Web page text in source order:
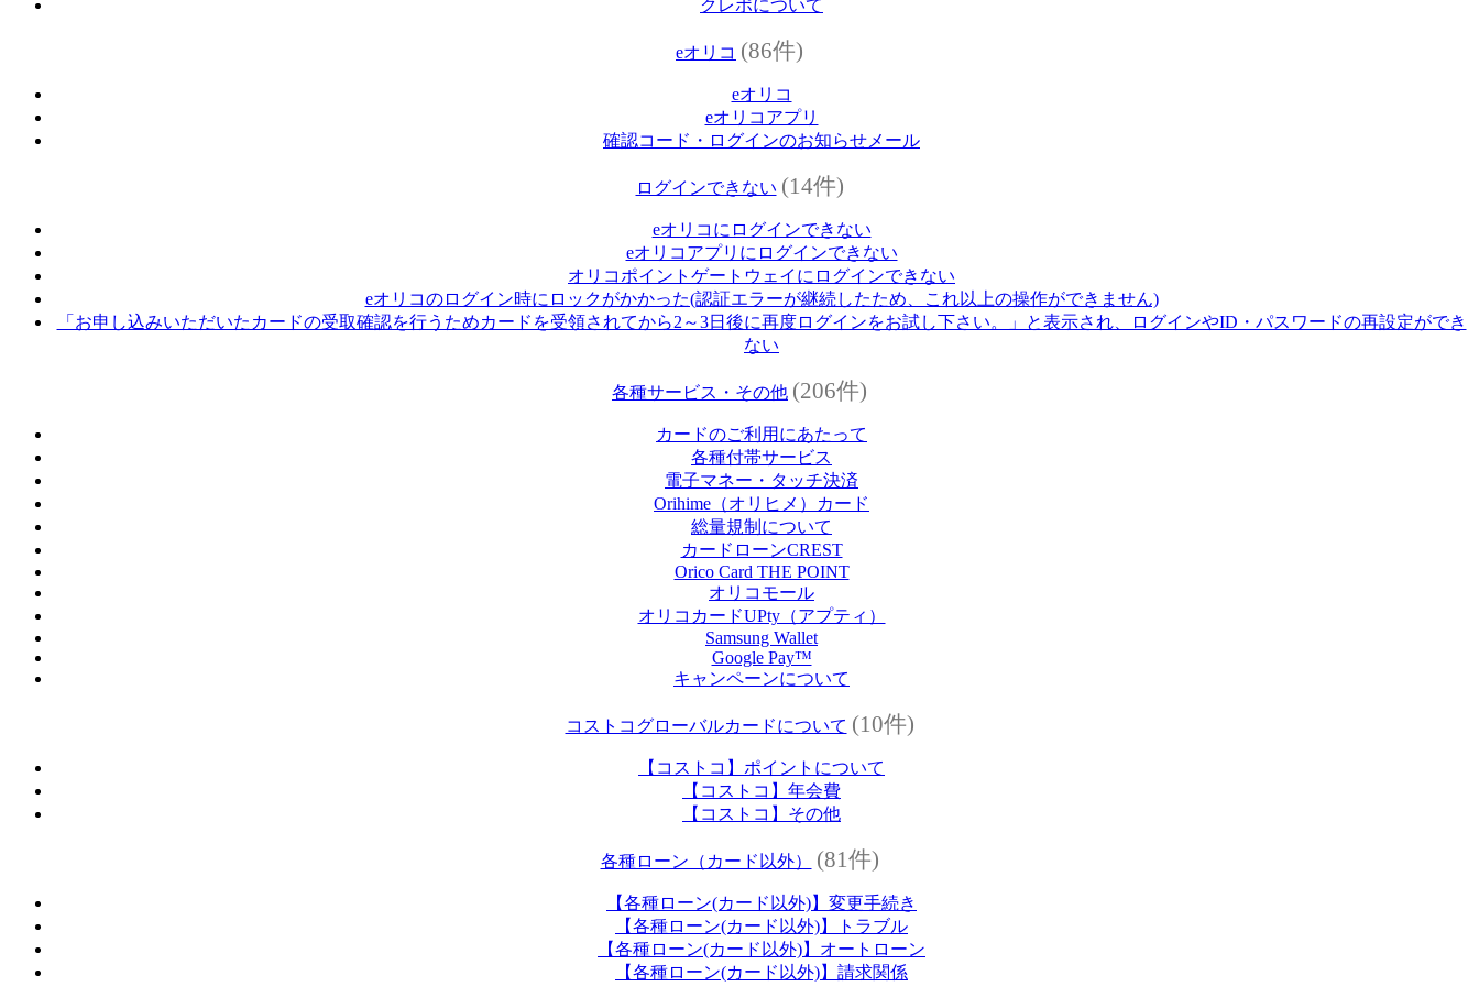
クレポについて
eオリコ (86件)
eオリコ
eオリコアプリ
確認コード・ログインのお知らせメール
ログインできない (14件)
eオリコにログインできない
eオリコアプリにログインできない
オリコポイントゲートウェイにログインできない
eオリコのログイン時にロックがかかった(認証エラーが継続したため、これ以上の操作ができません)
「お申し込みいただいたカードの受取確認を行うためカードを受領されてから2～3日後に再度ログインをお試し下さい。」と表示され、ログインやID・パスワードの再設定ができ
ない
各種サービス・その他 (206件)
カードのご利用にあたって
各種付帯サービス
電子マネー・タッチ決済
Orihime（オリヒメ）カード
総量規制について
カードローンCREST
Orico Card THE POINT
オリコモール
オリコカードUPty（アプティ）
Samsung Wallet
Google Pay™
キャンペーンについて
コストコグローバルカードについて (10件)
【コストコ】ポイントについて
【コストコ】年会費
【コストコ】その他
各種ローン（カード以外） (81件)
【各種ローン(カード以外)】変更手続き
【各種ローン(カード以外)】トラブル
【各種ローン(カード以外)】オートローン
【各種ローン(カード以外)】請求関係